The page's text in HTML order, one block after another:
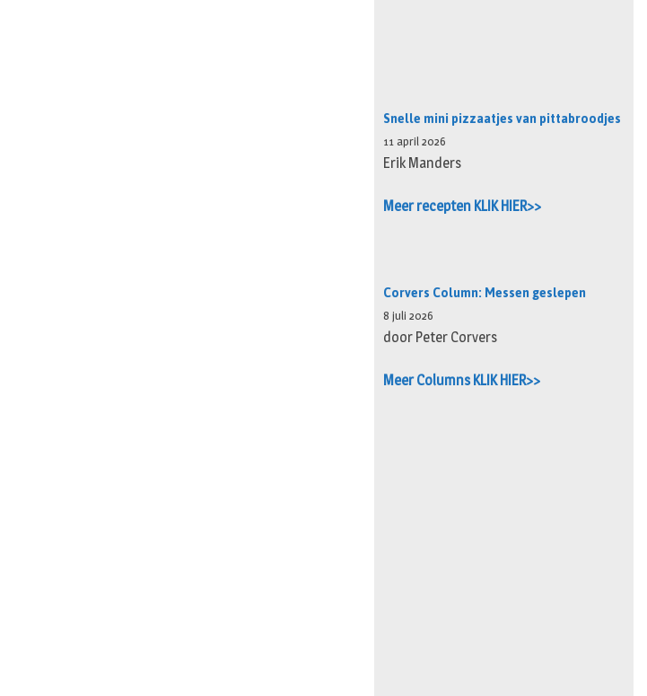
Snelle mini pizzaatjes van pittabroodjes
11 april 2026
Erik Manders
Meer recepten KLIK HIER>>
Corvers Column: Messen geslepen
8 juli 2026
door Peter Corvers
Meer Columns KLIK HIER>>